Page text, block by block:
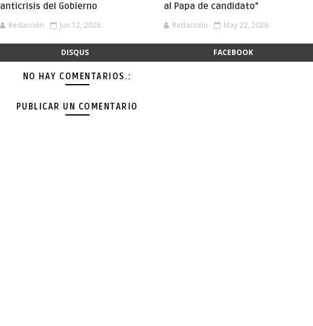
anticrisis del Gobierno
Redacción Jun 12, 2026
al Papa de candidato”
Redacción May 22, 2026
DISQUS FACEBOOK
NO HAY COMENTARIOS.:
PUBLICAR UN COMENTARIO